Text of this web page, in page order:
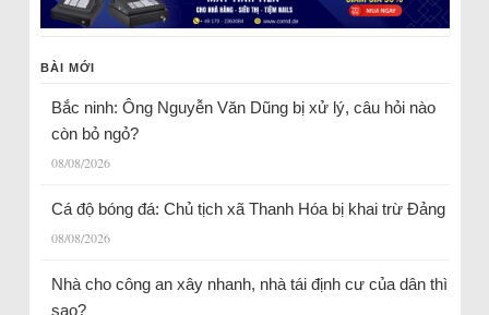
BÀI MỚI
Bắc ninh: Ông Nguyễn Văn Dũng bị xử lý, câu hỏi nào
còn bỏ ngỏ?
08/08/2026
Cá độ bóng đá: Chủ tịch xã Thanh Hóa bị khai trừ Đảng
08/08/2026
Nhà cho công an xây nhanh, nhà tái định cư của dân thì
sao?